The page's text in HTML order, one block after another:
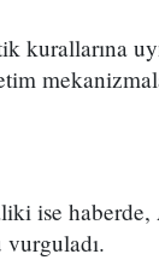
kurallarına
ise